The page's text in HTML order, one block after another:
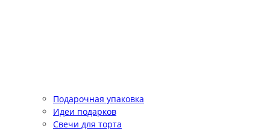
Подарочная упаковка
Идеи подарков
Свечи для торта